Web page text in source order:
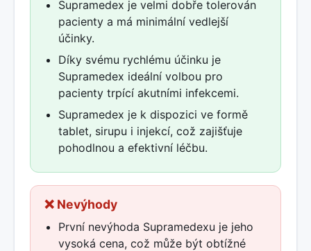
Supramedex je velmi dobře tolerován
pacienty a má minimální vedlejší
účinky.
Díky svému rychlému účinku je
Supramedex ideální volbou pro
pacienty trpící akutními infekcemi.
Supramedex je k dispozici ve formě
tablet, sirupu i injekcí, což zajišťuje
pohodlnou a efektivní léčbu.
❌ Nevýhody
První nevýhoda Supramedexu je jeho
vysoká cena, což může být obtížné